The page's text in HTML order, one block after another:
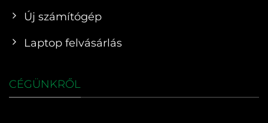
Új számítógép
Laptop felvásárlás
CÉGÜNKRŐL